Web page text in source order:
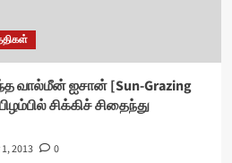
வால்மீன் ஐசான் [Sun-Grazing
சிக்கிச் சிதைந்து
2013 0